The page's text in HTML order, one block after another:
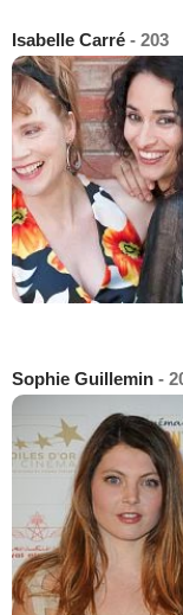
Isabelle Carré - 203
Sophie Guillemin -